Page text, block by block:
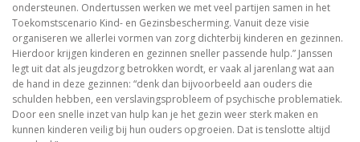
ondersteunen. Ondertussen werken we met veel partijen samen in het
Toekomstscenario Kind- en Gezinsbescherming. Vanuit deze visie
organiseren we allerlei vormen van zorg dichterbij kinderen en gezinnen.
Hierdoor krijgen kinderen en gezinnen sneller passende hulp.” Janssen
legt uit dat als jeugdzorg betrokken wordt, er vaak al jarenlang wat aan
de hand in deze gezinnen: “denk dan bijvoorbeeld aan ouders die
schulden hebben, een verslavingsprobleem of psychische problematiek.
Door een snelle inzet van hulp kan je het gezin weer sterk maken en
kunnen kinderen veilig bij hun ouders opgroeien. Dat is tenslotte altijd